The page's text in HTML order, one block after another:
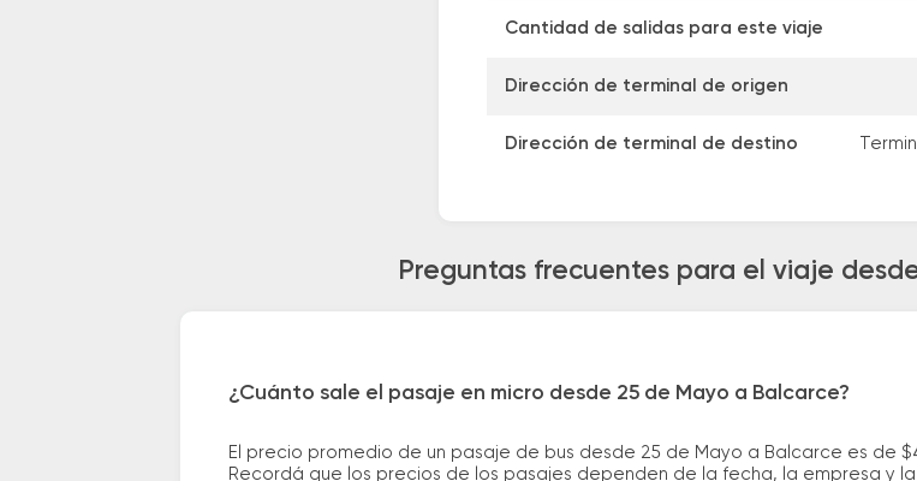
Cantidad de salidas para este viaje
Dirección de terminal de origen
Dirección de terminal de destino
Preguntas frecuentes para el viaje
¿Cuánto sale el pasaje en micro desde 25 de Mayo a Balcarce?
El precio promedio de un pasaje de bus desde 25 de Mayo a Balcarce es de
Recordá que los precios de los pasajes dependen de la fecha, la empresa y